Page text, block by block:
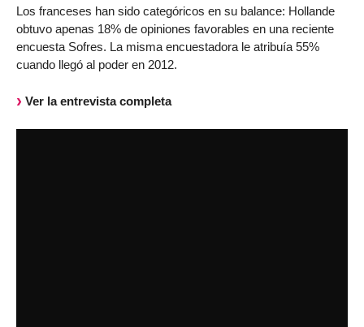
Los franceses han sido categóricos en su balance: Hollande
obtuvo apenas 18% de opiniones favorables en una reciente
encuesta Sofres. La misma encuestadora le atribuía 55%
cuando llegó al poder en 2012.
Ver la entrevista completa